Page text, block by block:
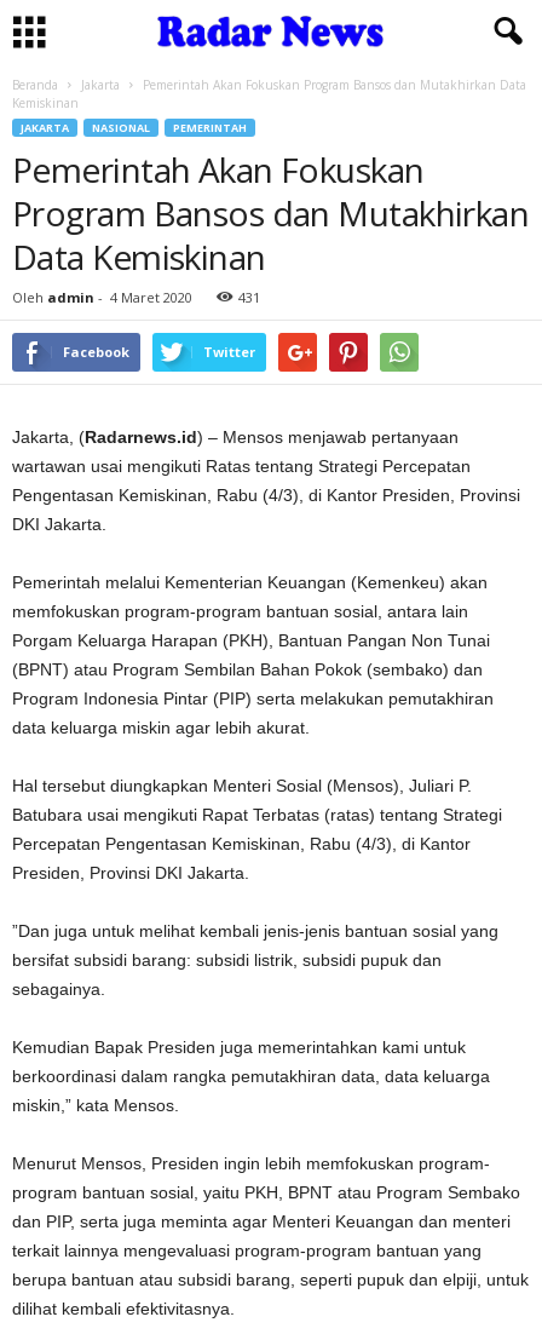
Beranda Jakarta
Pemerintah Akan Fokuskan Program Bansos dan Mutakhirkan Data
Kemiskinan
JAKARTA NASIONAL PEMERINTAH
Pemerintah Akan Fokuskan
Program Bansos dan Mutakhirkan
Data Kemiskinan
Oleh admin - 4 Maret 2020 431
Facebook Twitter
Jakarta, (Radarnews.id) – Mensos menjawab pertanyaan
wartawan usai mengikuti Ratas tentang Strategi Percepatan
Pengentasan Kemiskinan, Rabu (4/3), di Kantor Presiden, Provinsi
DKI Jakarta.
Pemerintah melalui Kementerian Keuangan (Kemenkeu) akan
memfokuskan program-program bantuan sosial, antara lain
Porgam Keluarga Harapan (PKH), Bantuan Pangan Non Tunai
(BPNT) atau Program Sembilan Bahan Pokok (sembako) dan
Program Indonesia Pintar (PIP) serta melakukan pemutakhiran
data keluarga miskin agar lebih akurat.
Hal tersebut diungkapkan Menteri Sosial (Mensos), Juliari P.
Batubara usai mengikuti Rapat Terbatas (ratas) tentang Strategi
Percepatan Pengentasan Kemiskinan, Rabu (4/3), di Kantor
Presiden, Provinsi DKI Jakarta.
”Dan juga untuk melihat kembali jenis-jenis bantuan sosial yang
bersifat subsidi barang: subsidi listrik, subsidi pupuk dan
sebagainya.
Kemudian Bapak Presiden juga memerintahkan kami untuk
berkoordinasi dalam rangka pemutakhiran data, data keluarga
miskin,” kata Mensos.
Menurut Mensos, Presiden ingin lebih memfokuskan program-
program bantuan sosial, yaitu PKH, BPNT atau Program Sembako
dan PIP, serta juga meminta agar Menteri Keuangan dan menteri
terkait lainnya mengevaluasi program-program bantuan yang
berupa bantuan atau subsidi barang, seperti pupuk dan elpiji, untuk
dilihat kembali efektivitasnya.